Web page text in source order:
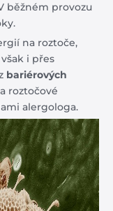
běžném provozu
na roztoče,
i přes
bariérových
roztočové
alergologa.